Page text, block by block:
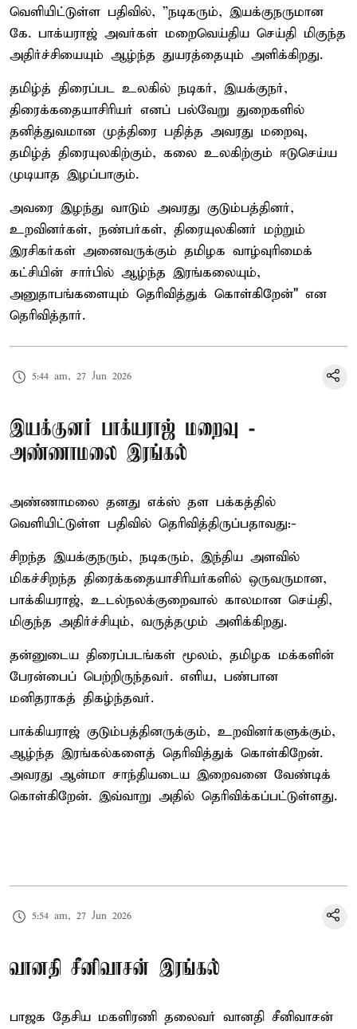
வெளியிட்டுள்ள பதிவில், ”நடிகரும், இயக்குநருமான
கே. பாக்யராஜ் அவர்கள் மறைவெய்திய செய்தி மிகுந்த
அதிர்ச்சியையும் ஆழ்ந்த துயரத்தையும் அளிக்கிறது.
தமிழ்த் திரைப்பட உலகில் நடிகர், இயக்குநர்,
திரைக்கதையாசிரியர் எனப் பல்வேறு துறைகளில்
தனித்துவமான முத்திரை பதித்த அவரது மறைவு,
தமிழ்த் திரையுலகிற்கும், கலை உலகிற்கும் ஈடுசெய்ய
முடியாத இழப்பாகும்.
அவரை இழந்து வாடும் அவரது குடும்பத்தினர்,
உறவினர்கள், நண்பர்கள், திரையுலகினர் மற்றும்
இரசிகர்கள் அனைவருக்கும் தமிழக வாழ்வுரிமைக்
கட்சியின் சார்பில் ஆழ்ந்த இரங்கலையும்,
அனுதாபங்களையும் தெரிவித்துக் கொள்கிறேன்" என
தெரிவித்தார்.
5:44 am, 27 Jun 2026
இயக்குனர் பாக்யராஜ் மறைவு -
அண்ணாமலை இரங்கல்
அண்ணாமலை தனது எக்ஸ் தள பக்கத்தில்
வெளியிட்டுள்ள பதிவில் தெரிவித்திருப்பதாவது:-
சிறந்த இயக்குநரும், நடிகரும், இந்திய அளவில்
மிகச்சிறந்த திரைக்கதையாசிரியர்களில் ஒருவருமான,
பாக்கியராஜ், உடல்நலக்குறைவால் காலமான செய்தி,
மிகுந்த அதிர்ச்சியும், வருத்தமும் அளிக்கிறது.
தன்னுடைய திரைப்படங்கள் மூலம், தமிழக மக்களின்
பேரன்பைப் பெற்றிருந்தவர். எளிய, பண்பான
மனிதராகத் திகழ்ந்தவர்.
பாக்கியராஜ் குடும்பத்தினருக்கும், உறவினர்களுக்கும்,
ஆழ்ந்த இரங்கல்களைத் தெரிவித்துக் கொள்கிறேன்.
அவரது ஆன்மா சாந்தியடைய இறைவனை வேண்டிக்
கொள்கிறேன். இவ்வாறு அதில் தெரிவிக்கப்பட்டுள்ளது.
5:54 am, 27 Jun 2026
வானதி சீனிவாசன் இரங்கல்
பாஜக தேசிய மகளிரணி தலைவர் வானதி சீனிவாசன்